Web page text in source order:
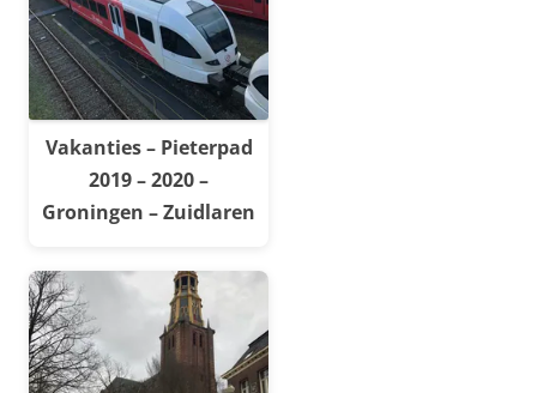
Vakanties – Pieterpad
2019 – 2020 –
Groningen – Zuidlaren